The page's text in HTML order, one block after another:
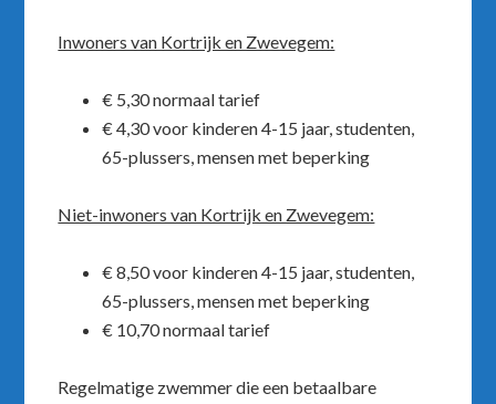
Inwoners van Kortrijk en Zwevegem:
€ 5,30 normaal tarief
€ 4,30 voor kinderen 4-15 jaar, studenten,
65-plussers, mensen met beperking
Niet-inwoners van Kortrijk en Zwevegem:
€ 8,50 voor kinderen 4-15 jaar, studenten,
65-plussers, mensen met beperking
€ 10,70 normaal tarief
Regelmatige zwemmer die een betaalbare